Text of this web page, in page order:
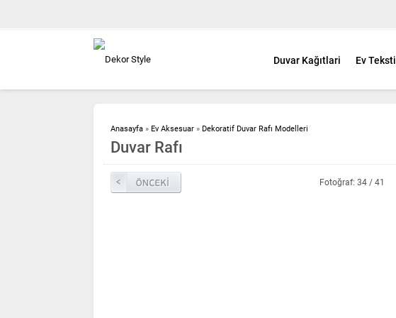
Duvar Kağıtlari Ev Tekstil
Anasayfa » Ev Aksesuar » Dekoratif Duvar Rafı Modelleri
Duvar Rafı
Fotoğraf: 34 / 41